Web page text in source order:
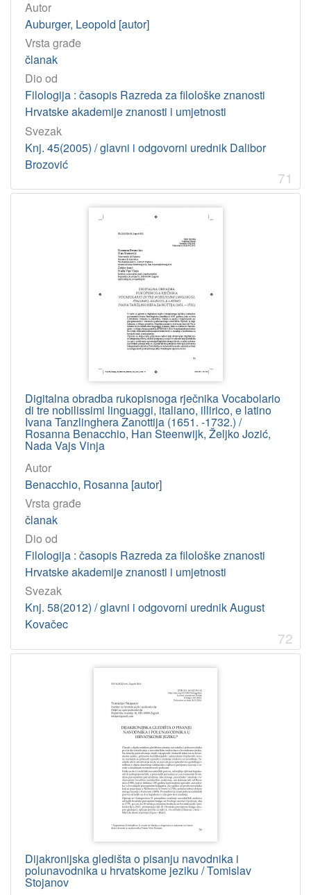
Autor
Auburger, Leopold [autor]
Vrsta građe
članak
Dio od
Filologija : časopis Razreda za filološke znanosti
Hrvatske akademije znanosti i umjetnosti
Svezak
Knj. 45(2005) / glavni i odgovorni urednik Dalibor
Brozović
71
Digitalna obradba rukopisnoga rječnika Vocabolario
di tre nobilissimi linguaggi, italiano, illirico, e latino
Ivana Tanzlinghera Zanottija (1651. -1732.) /
Rosanna Benacchio, Han Steenwijk, Željko Jozić,
Nada Vajs Vinja
Autor
Benacchio, Rosanna [autor]
Vrsta građe
članak
Dio od
Filologija : časopis Razreda za filološke znanosti
Hrvatske akademije znanosti i umjetnosti
Svezak
Knj. 58(2012) / glavni i odgovorni urednik August
Kovačec
72
Dijakronijska gledišta o pisanju navodnika i
polunavodnika u hrvatskome jeziku / Tomislav
Stojanov